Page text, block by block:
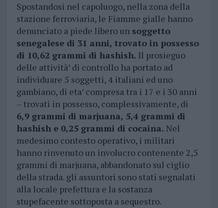
Spostandosi nel capoluogo, nella zona della
stazione ferroviaria, le Fiamme gialle hanno
denunciato a piede libero un soggetto
senegalese di 31 anni, trovato in possesso
di 10,62 grammi di hashish. Il prosieguo
delle attività’ di controllo ha portato ad
individuare 5 soggetti, 4 italiani ed uno
gambiano, di eta’ compresa tra i 17 e i 30 anni
– trovati in possesso, complessivamente, di
6,9 grammi di marjuana, 5,4 grammi di
hashish e 0,25 grammi di cocaina. Nel
medesimo contesto operativo, i militari
hanno rinvenuto un involucro contenente 2,5
grammi di marjuana, abbandonato sul ciglio
della strada. gli assuntori sono stati segnalati
alla locale prefettura e la sostanza
stupefacente sottoposta a sequestro.